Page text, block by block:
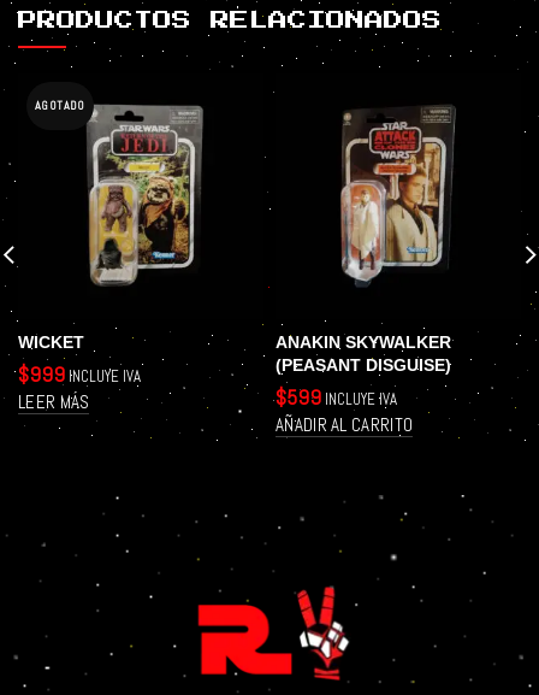
PRODUCTOS RELACIONADOS
AGOTADO
WICKET
$999 INCLUYE IVA
LEER MÁS
ANAKIN SKYWALKER
(PEASANT DISGUISE)
$599 INCLUYE IVA
AÑADIR AL CARRITO